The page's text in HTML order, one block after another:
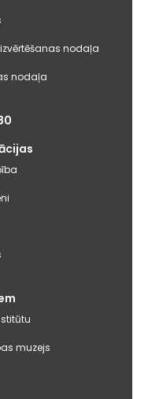
nodaļa
nodaļa
muzejs